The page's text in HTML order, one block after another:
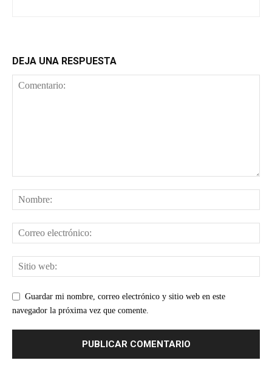
DEJA UNA RESPUESTA
Guardar mi nombre, correo electrónico y sitio web en este
navegador la próxima vez que comente.